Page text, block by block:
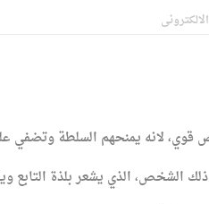
الملك يتلقى اتصالا هاتفيا من العاهل
لانه يمنحهم السلطة وتضفي
الشخص، الذي يشعر بلذة التابع